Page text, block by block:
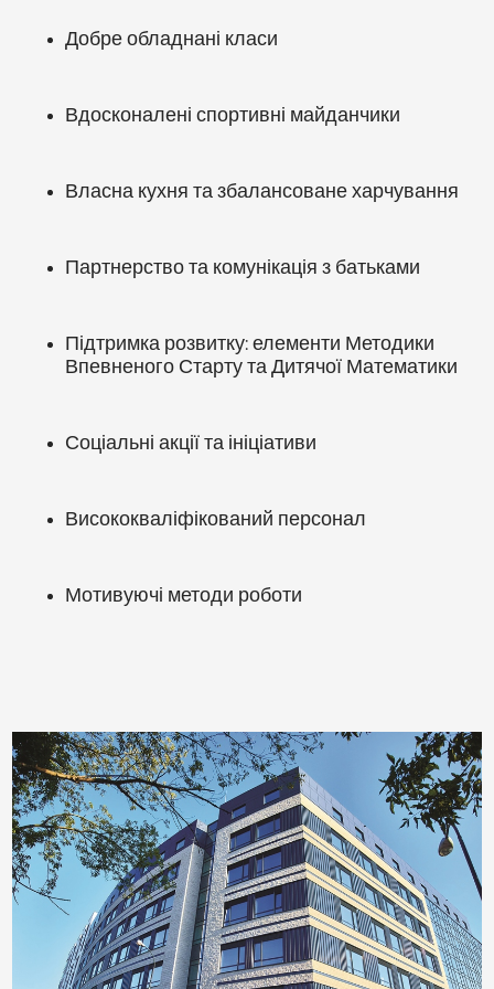
Добре обладнані класи
Вдосконалені спортивні майданчики
Власна кухня та збалансоване харчування
Партнерство та комунікація з батьками
Підтримка розвитку: елементи Методики
Впевненого Старту та Дитячої Математики
Соціальні акції та ініціативи
Висококваліфікований персонал
Мотивуючі методи роботи